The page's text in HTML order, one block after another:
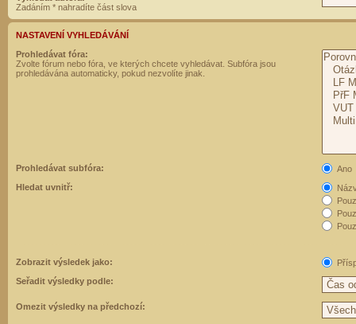
Zadáním * nahradíte část slova
NASTAVENÍ VYHLEDÁVÁNÍ
Prohledávat fóra:
Zvolte fórum nebo fóra, ve kterých chcete vyhledávat. Subfóra jsou
prohledávána automaticky, pokud nezvolíte jinak.
Prohledávat subfóra:
Ano
Hledat uvnitř:
Zobrazit výsledek jako:
Seřadit výsledky podle:
Omezit výsledky na předchozí: